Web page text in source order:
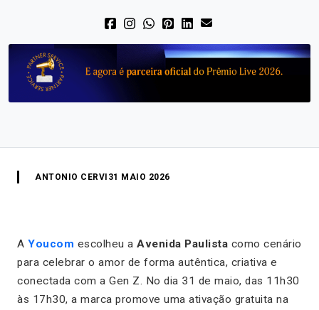
ANTONIO CERVI 31 MAIO 2026
A Youcom escolheu a Avenida Paulista como cenário
para celebrar o amor de forma autêntica, criativa e
conectada com a Gen Z. No dia 31 de maio, das 11h30
às 17h30, a marca promove uma ativação gratuita na